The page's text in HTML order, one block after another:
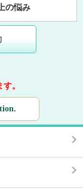
の悩み
。